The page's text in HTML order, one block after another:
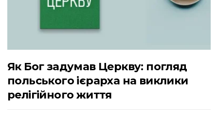
Як Бог задумав Церкву: погляд
польського ієрарха на виклики
релігійного життя